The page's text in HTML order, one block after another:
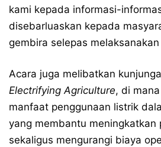
kami kepada informasi-
disebarluaskan kepada
gembira selepas melaksanakan
Acara juga melibatkan
Electrifying Agriculture, di
manfaat penggunaan listrik
yang membantu meningkatkan
sekaligus mengurangi biaya